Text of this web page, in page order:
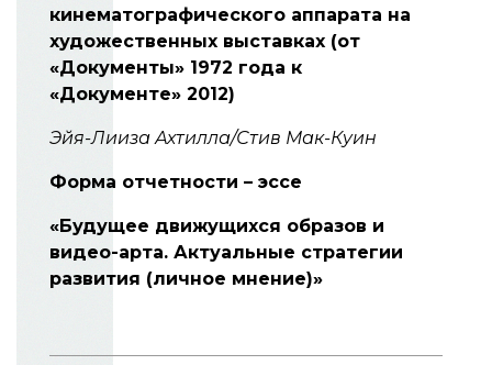
кинематографического аппарата на
художественных выставках (от
«Документы» 1972 года к
«Документе» 2012)
Эйя-Лииза Ахтилла/Стив Мак-Куин
Форма отчетности – эссе
«Будущее движущихся образов и
видео-арта. Актуальные стратегии
развития (личное мнение)»